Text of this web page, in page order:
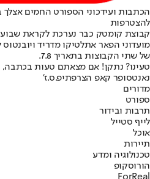
הכתבות ועידכוני הספורט החמים אצלך
להצטרפות
קבוצת קומטק כבר נערכת לקראת שבוע
מועדוני הפאר אתלטיקו מדריד
של שתי הקבוצות בתאריך 7.8.
טעינו? נתקן! אם מצאתם טעות
נאנטסופר קאפ הצרפתיפ.ס.ז'
מדורים
ספורט
תרבות ובידור
לייף סטייל
אוכל
תיירות
טכנולוגיה ומדע
הורוסקופ